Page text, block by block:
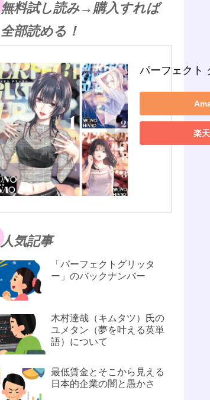
無料試し読み→購入すれば
全部読める！
パーフェクト
楽
人気記事
「パーフェクトグリッタ
ー」のバックナンバー
木村達哉（キムタツ）氏の
ユメタン（夢を叶える英単
語）について
最低賃金とそこから見える
日本的企業の闇と愚かさ